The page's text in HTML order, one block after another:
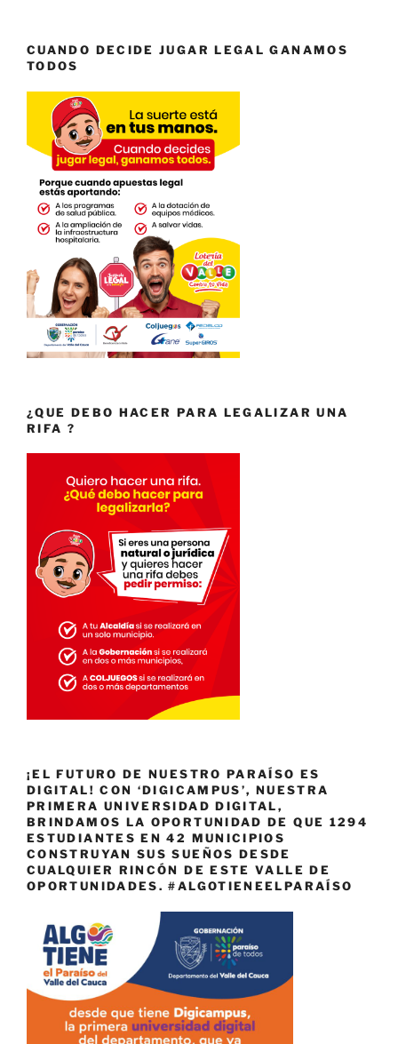
CUANDO DECIDE JUGAR LEGAL GANAMOS
TODOS
¿QUE DEBO HACER PARA LEGALIZAR UNA
RIFA ?
¡EL FUTURO DE NUESTRO PARAÍSO ES
DIGITAL! CON ‘DIGICAMPUS’, NUESTRA
PRIMERA UNIVERSIDAD DIGITAL,
BRINDAMOS LA OPORTUNIDAD DE QUE 1294
ESTUDIANTES EN 42 MUNICIPIOS
CONSTRUYAN SUS SUEÑOS DESDE
CUALQUIER RINCÓN DE ESTE VALLE DE
OPORTUNIDADES. #ALGOTIENEELPARAÍSO